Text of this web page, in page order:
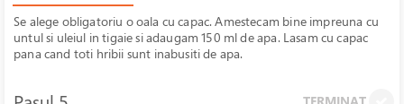
Se alege obligatoriu o oala cu capac. Amestecam bine impreuna cu
untul si uleiul in tigaie si adaugam 150 ml de apa. Lasam cu capac
pana cand toti hribii sunt inabusiti de apa.